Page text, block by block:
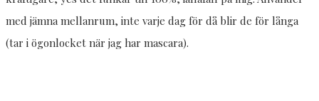
med jämna mellanrum, inte varje dag för då blir de för långa
(tar i ögonlocket när jag har mascara).